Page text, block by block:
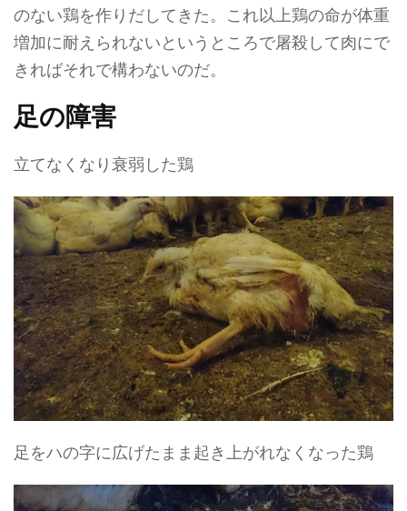
のない鶏を作りだしてきた。これ以上鶏の命が体重
増加に耐えられないというところで屠殺して肉にで
きればそれで構わないのだ。
足の障害
立てなくなり衰弱した鶏
足をハの字に広げたまま起き上がれなくなった鶏